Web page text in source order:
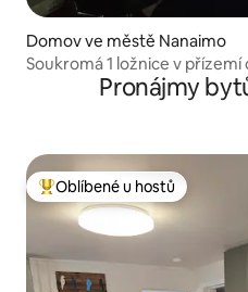
Domov ve městě Nanaimo
Soukromá 1 ložnice v
Pronájmy
Nejlepší v kategorii Oblíbené u
Oblíbené u hostů